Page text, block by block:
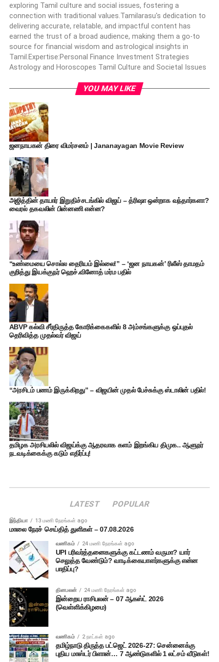
exploring Tamil culture and social issues, fostering a
connection with traditional values.Tamilarasu's dedication to
delivering accurate, relatable, and impactful content has
earned the trust of a broad audience, making them a go-to
source for financial wisdom and astrological insights in
Tamil.Expertise:Personal Finance Investment Strategies
Astrology and Horoscopes Tamil Culture and Societal Issues
YOU MAY LIKE
ஜனநாயகன் திரை விமர்சனம் | Jananayagan Movie Review
அஜித்தின் தாயார் இறுதிச்சடங்கில் விஜய் – த்ரிஷா ஒன்றாக வந்தார்களா?
வைரல் தகவலின் பின்னணி என்ன?
“உண்மையை சொல்ல தைரியம் இல்லை!” – ‘ஜன நாயகன்’ ரிலீஸ் தாமதம்
குறித்து இயக்குநர் ஹெச்.வினோத் மர்ம பதில்
ABVP கல்வி சீர்திருத்த கோரிக்கைகளில் 8 அம்சங்களுக்கு ஒப்புதல்
தெரிவித்த முதல்வர் விஜய்
“அரசிடம் பணம் இருக்கிறது” – விஜயின் முதல் பேச்சுக்கு ஸ்டாலின் பதில்!
தமிழக அரசியலில் விஜய்க்கு ஆதரவாக களம் இறங்கிய திமுக.. ஆளுநர்
நடவடிக்கைக்கு கடும் எதிர்ப்பு!
LATEST POPULAR
இந்தியா 13 மணி நேரங்கள் ago
மாலை நேரச் செய்தித் துளிகள் – 07.08.2026
வணிகம் 24 மணி நேரங்கள் ago
UPI பரிவர்த்தனைகளுக்கு கட்டணம் வருமா? யார்
செலுத்த வேண்டும்? வாடிக்கையாளர்களுக்கு என்ன
பாதிப்பு?
தினபலன் 24 மணி நேரங்கள் ago
இன்றைய ராசிபலன் – 07 ஆகஸ்ட் 2026
(வெள்ளிக்கிழமை)
வணிகம் 2 நாட்கள் ago
தமிழ்நாடு திருத்த பட்ஜெட் 2026-27: சென்னைக்கு
புதிய மாஸ்டர் பிளான்… 7 ஆண்டுகளில் 1 லட்சம் வீடுகள்!